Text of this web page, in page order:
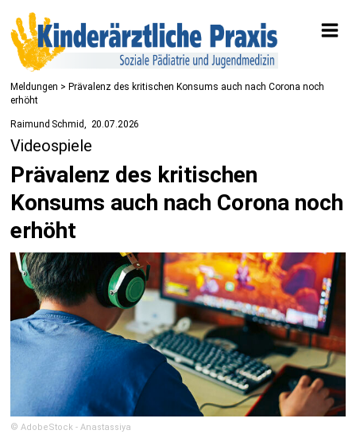
Meldungen > Prävalenz des kritischen Konsums auch nach Corona noch
erhöht
Raimund Schmid 20.07.2026
Videospiele
Prävalenz des kritischen
Konsums auch nach Corona noch
erhöht
© AdobeStock - Anastassiya